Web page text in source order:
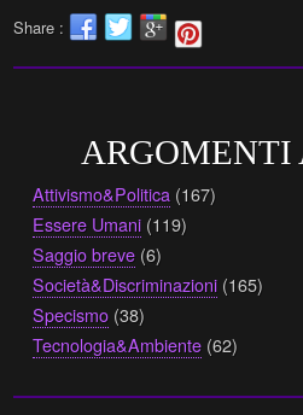
Share :
ARGOMENTI
Attivismo&Politica (167)
Essere Umani (119)
Saggio breve (6)
Società&Discriminazioni (165)
Specismo (38)
Tecnologia&Ambiente (62)